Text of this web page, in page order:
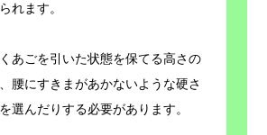
れます。
あごを引いた状態を保てる高さの
腰にすきまがあかないような硬さ
選んだりする必要があります。